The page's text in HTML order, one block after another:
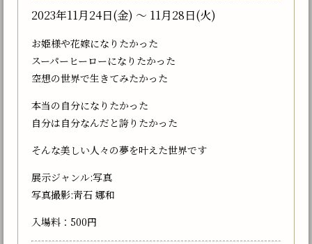
2023年11月24日(金) 〜 11月28日(火)
お姫様や花嫁になりたかった
スーパーヒーローになりたかった
空想の世界で生きてみたかった
本当の自分になりたかった
自分は自分なんだと誇りたかった
そんな美しい人々の夢を叶えた世界です
展示ジャンル:写真
写真撮影:靑石 娜和
入場料：500円